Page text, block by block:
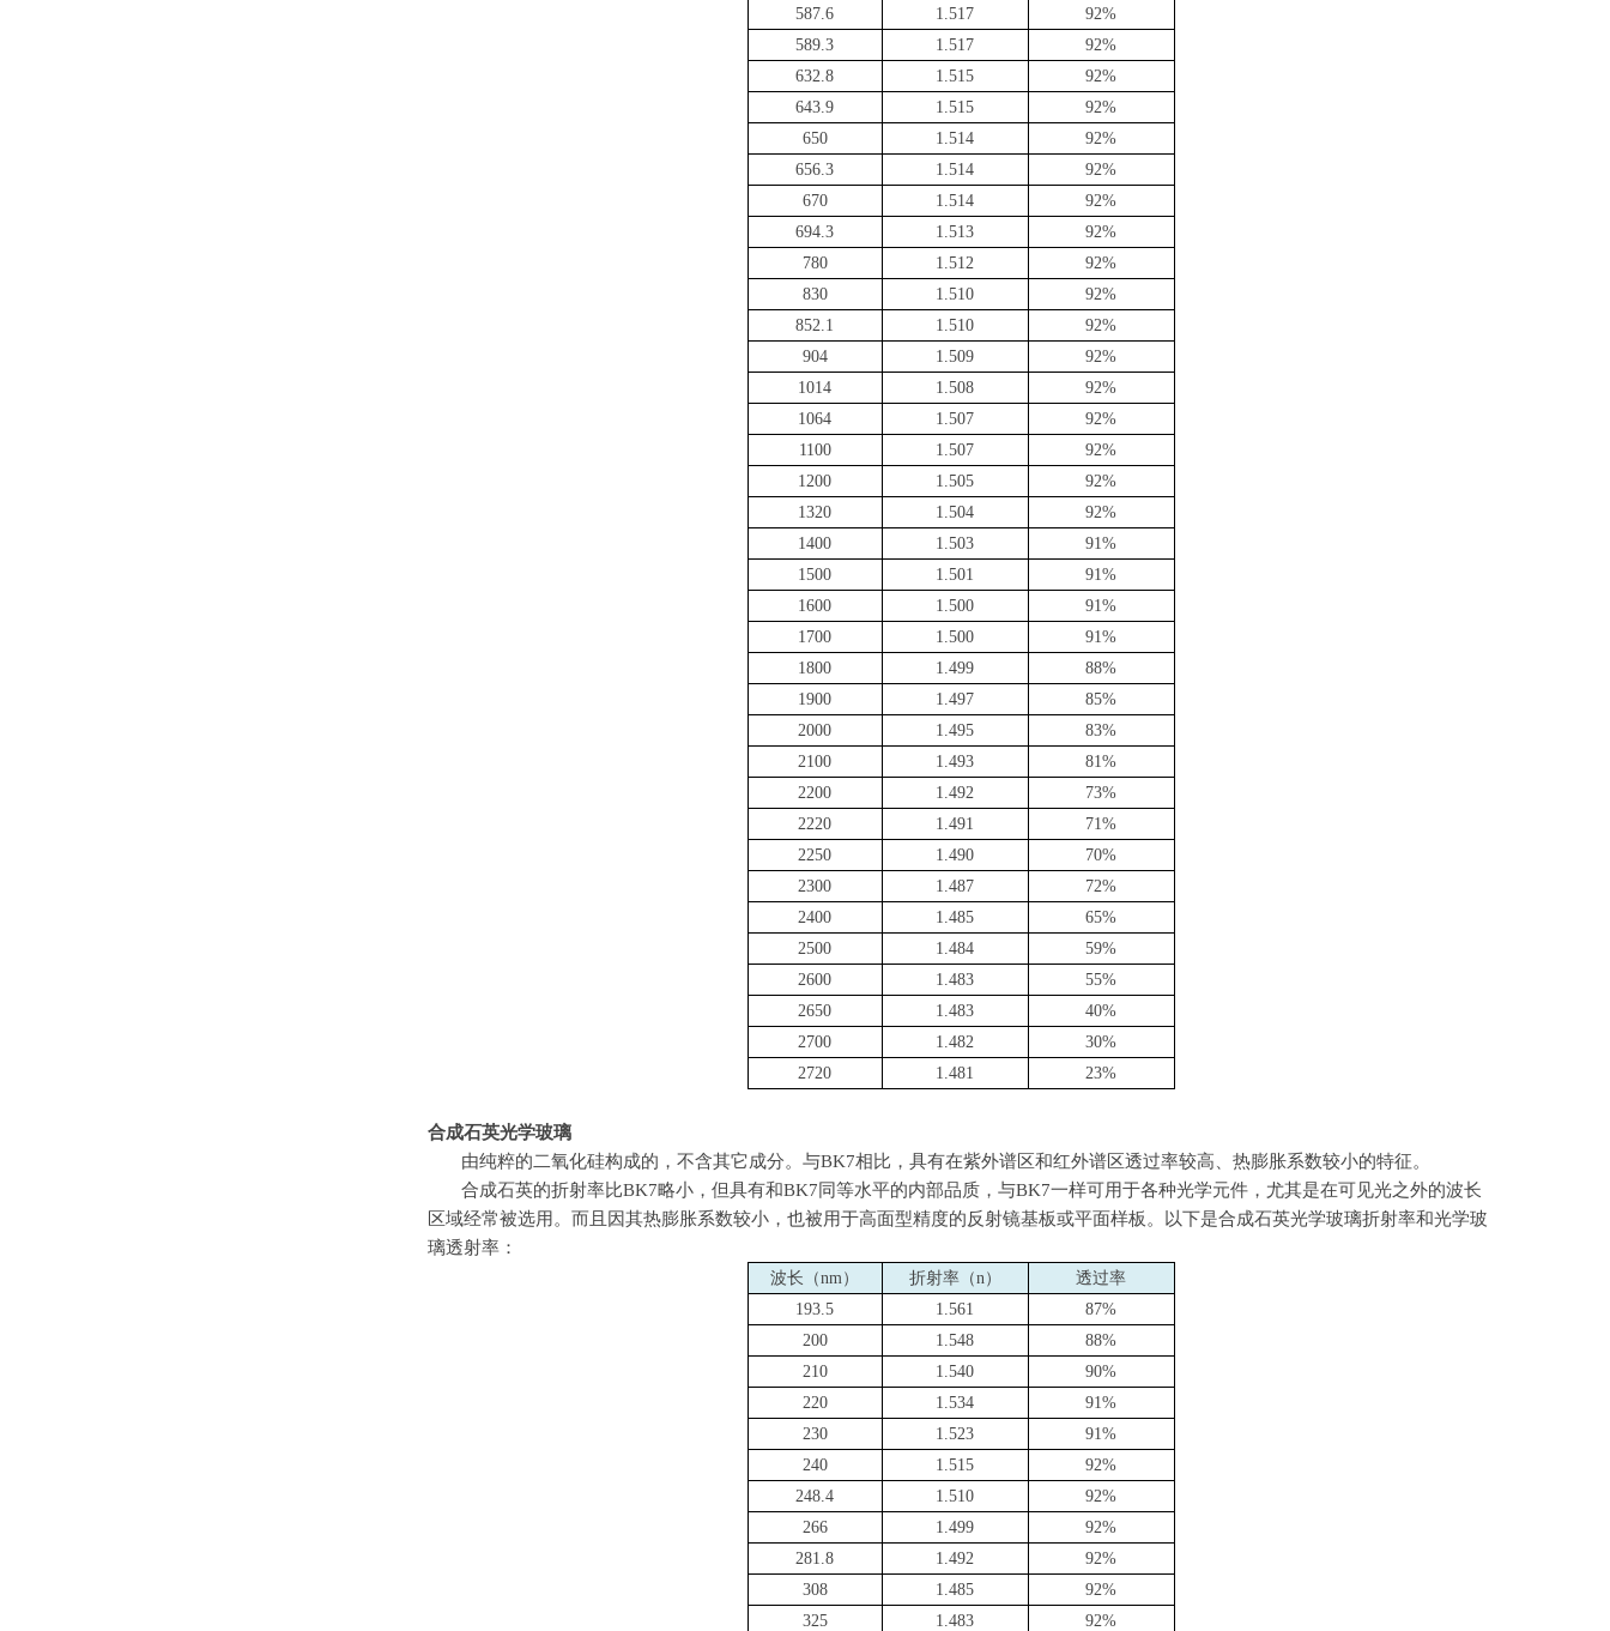
587.6
1.517
92%
589.3
1.517
92%
632.8
1.515
92%
643.9
1.515
92%
650
1.514
92%
656.3
1.514
92%
670
1.514
92%
694.3
1.513
92%
780
1.512
92%
830
1.510
92%
852.1
1.510
92%
904
1.509
92%
1014
1.508
92%
1064
1.507
92%
1100
1.507
92%
1200
1.505
92%
1320
1.504
92%
1400
1.503
91%
1500
1.501
91%
1600
1.500
91%
1700
1.500
91%
1800
1.499
88%
1900
1.497
85%
2000
1.495
83%
2100
1.493
81%
2200
1.492
73%
2220
1.491
71%
2250
1.490
70%
2300
1.487
72%
2400
1.485
65%
2500
1.484
59%
2600
1.483
55%
2650
1.483
40%
2700
1.482
30%
2720
1.481 23%
合成石英光学玻璃
由纯粹的二氧化硅构成的，不含其它成分。与BK7相比，具有在紫外谱区和红外谱区透过率较高、热膨胀系数较小的特征。
合成石英的折射率比BK7略小，但具有和BK7同等水平的内部品质，与BK7一样可用于各种光学元件，尤其是在可见光之外的波长
区域经常被选用。而且因其热膨胀系数较小，也被用于高面型精度的反射镜基板或平面样板。以下是合成石英光学玻璃折射率和光学玻
璃透射率：
波长（nm） 折射率（n）
透过率
193.5
1.561
87%
200
1.548
88%
210
1.540
90%
220
1.534
91%
230
1.523
91%
240
1.515
92%
248.4
1.510
92%
266
1.499
92%
281.8
1.492
92%
308
1.485
92%
325
1.483 92%